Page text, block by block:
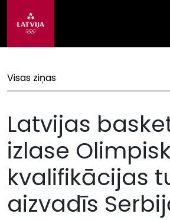
Visas ziņas
Latvijas
izlase
kvalifikācijas
aizvadīs